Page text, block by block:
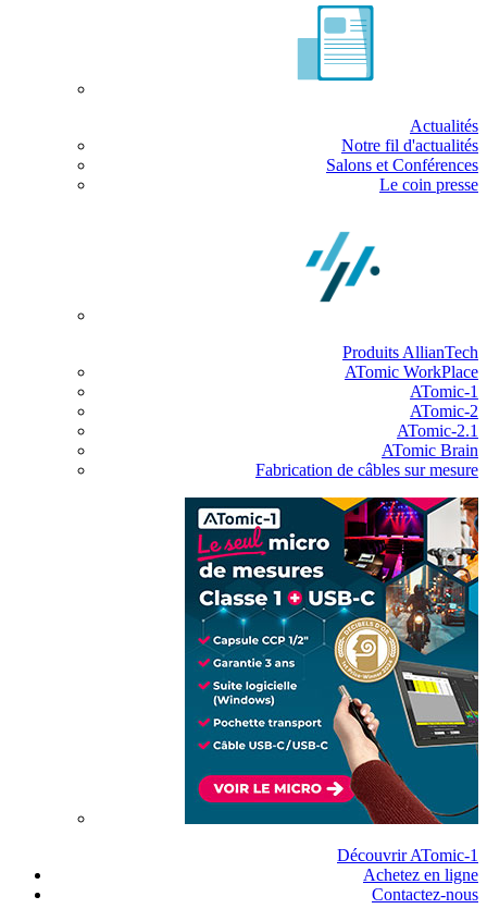
Actualités
Notre fil d'actualités
Salons et Conférences
Le coin presse
Produits AllianTech
ATomic WorkPlace
ATomic-1
ATomic-2
ATomic-2.1
ATomic Brain
Fabrication de câbles sur mesure
Découvrir ATomic-1
Achetez en ligne
Contactez-nous